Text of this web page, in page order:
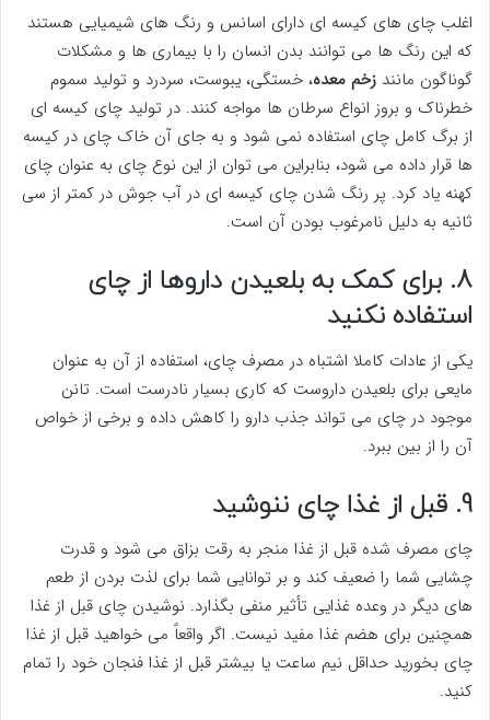
اغلب چای های کیسه ای دارای اسانس و رنگ های شیمیایی هستند
که این رنگ ها می توانند بدن انسان را با بیماری ها و مشکلات
گوناگون مانند زخم معده، خستگی، یبوست، سردرد و تولید سموم
خطرناک و بروز انواع سرطان ها مواجه کنند. در تولید چای کیسه ای
از برگ کامل چای استفاده نمی شود و به جای آن خاک چای در کیسه
ها قرار داده می شود، بنابراین می توان از این نوع چای به عنوان چای
کهنه یاد کرد. پر رنگ شدن چای کیسه ای در آب جوش در کمتر از سی
ثانیه به دلیل نامرغوب بودن آن است.
8. برای کمک به بلعیدن داروها از چای
استفاده نکنید
یکی از عادات کاملا اشتباه در مصرف چای، استفاده از آن به عنوان
مایعی برای بلعیدن داروست که کاری بسیار نادرست است. تانن
موجود در چای می تواند جذب دارو را کاهش داده و برخی از خواص
آن را از بین ببرد.
9. قبل از غذا چای ننوشید
چای مصرف شده قبل از غذا منجر به رقت بزاق می شود و قدرت
چشایی شما را ضعیف کند و بر توانایی شما برای لذت بردن از طعم
های دیگر در وعده غذایی تأثیر منفی بگذارد. نوشیدن چای قبل از غذا
همچنین برای هضم غذا مفید نیست. اگر واقعاً می خواهید قبل از غذا
چای بخورید حداقل نیم ساعت یا بیشتر قبل از غذا فنجان خود را تمام
کنید.